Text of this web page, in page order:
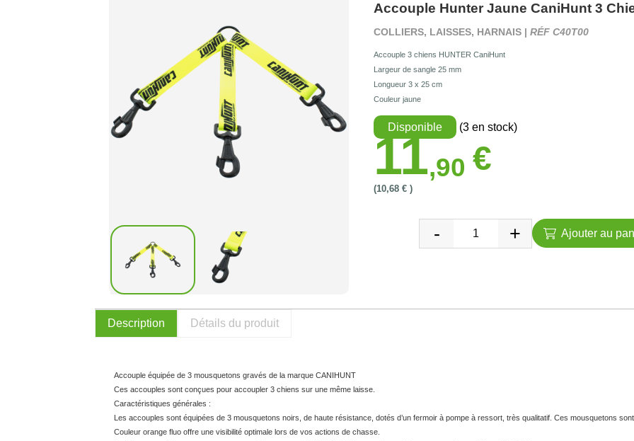
Accouple Hunter Jaune CaniHunt 3
COLLIERS, LAISSES, HARNAIS | RÉF C40T00
Accouple 3 chiens HUNTER CaniHunt
Largeur de sangle 25 mm
Longueur 3 x 25 cm
Couleur jaune
Disponible (3 en stock)
11,90 €
(10,68 € )
Ajouter au
Description Détails du produit
Accouple équipée de 3 mousquetons gravés de la marque CANIHUNT
Ces accouples sont conçues pour accoupler 3 chiens sur une même laisse.
Caractéristiques générales :
Les accouples sont équipées de 3 mousquetons noirs, de haute résistance, dotés d’un fermoir à pompe à ressort, très qualitatif. Ces mousquetons
Couleur orange fluo offre une visibilité optimale lors de vos actions de chasse.